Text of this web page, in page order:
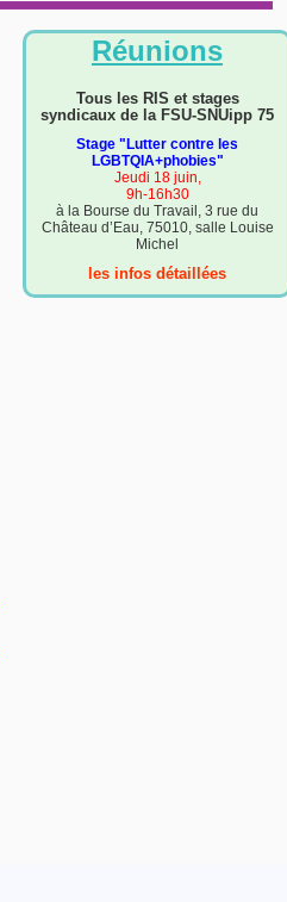
Réunions
Tous les RIS et stages
syndicaux de la FSU-SNUipp 75
Stage "Lutter contre les
LGBTQIA+phobies"
Jeudi 18 juin,
9h-16h30
à la Bourse du Travail, 3 rue du
Château d’Eau, 75010, salle Louise
Michel
les infos détaillées